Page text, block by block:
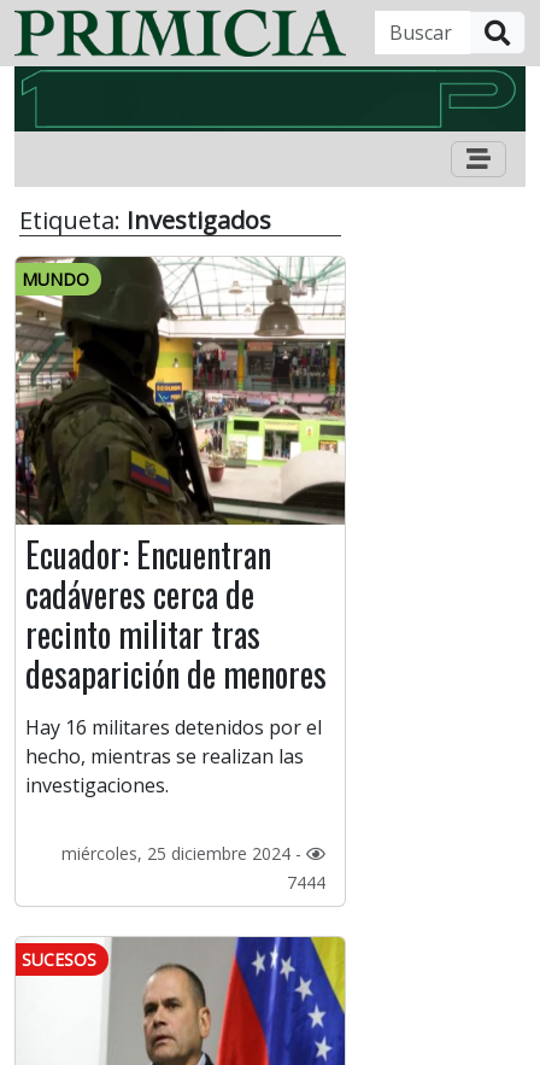
Etiqueta: Investigados
MUNDO
Ecuador: Encuentran
cadáveres cerca de
recinto militar tras
desaparición de menores
Hay 16 militares detenidos por el
hecho, mientras se realizan las
investigaciones.
miércoles, 25 diciembre 2024 -
7444
SUCESOS